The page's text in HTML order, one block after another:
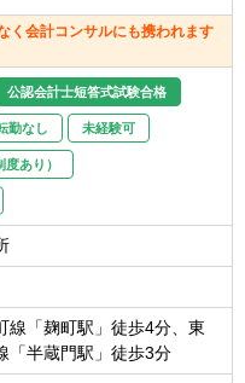
長企業支援に関心のある方
のコミュニケーションを
ームワークを大切にする方
抜く力のある方。
実行できる力のある方
るところからやってみ
ある方。
てお客様の課題解決に向
いとそのための自己研鑽
周囲を巻き込んで達成す
トマネージャー）とメンバ
、
運営に寄与できる
題に対して本質を捉え、
る
れるプロジェクトにアサイ
クトの一員として業務を担
ェクトを担当することに
く会計コンサルにも携われます
公認会計士短答式試験合格
勤なし 未経験可
あり）
線「麹町駅」徒歩4分、東
「半蔵門駅」徒歩3分